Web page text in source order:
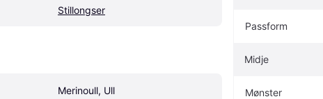
Stillongser
Merinoull, Ull
Passform
Midje
Mønster